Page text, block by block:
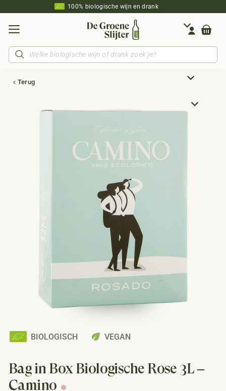
100% biologische wijn en drank
Producten
zoeken
Terug
BIOLOGISCH eco VEGAN
Bag in Box Biologische Rosé 3L –
Camino